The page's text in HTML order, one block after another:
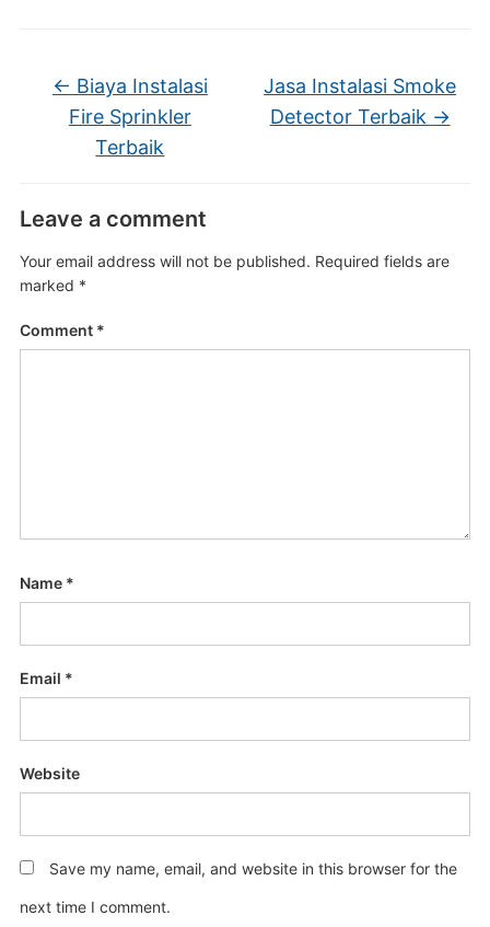
← Biaya Instalasi
Fire Sprinkler
Terbaik
Jasa Instalasi Smoke
Detector Terbaik →
Leave a comment
Your email address will not be published. Required fields are
marked *
Comment *
Name *
Email *
Website
Save my name, email, and website in this browser for the
next time I comment.